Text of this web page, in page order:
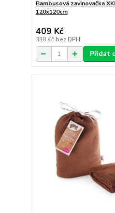
Bambusová zavinovačka
120x120cm
409 Kč
338 Kč bez DPH
Přidat